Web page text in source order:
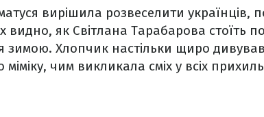
вирішила розвеселити українців,
видно, як Світлана Тарабарова стоїть
зимою. Хлопчик настільки щиро
чим викликала сміх у всіх